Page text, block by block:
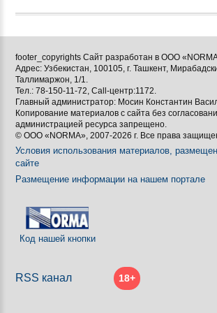
footer_copyrights Сайт разработан в ООО
Адрес: Узбекистан, 100105, г. Ташкент,
Таллимаржон, 1/1.
Тел.: 78-150-11-72, Call-центр:1172.
Главный администратор: Мосин Константин
Копирование материалов с сайта без
администрацией ресурса запрещено.
© ООО «NORMA», 2007-2026 г. Все права
Условия использования материалов,
сайте
Размещение информации на нашем портале
Код нашей кнопки
RSS канал 18+